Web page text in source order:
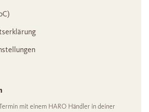
mit einem HARO Händler in deiner